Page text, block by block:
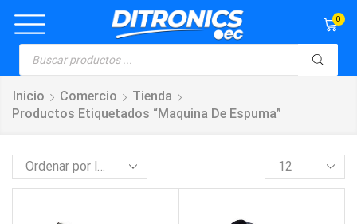
0
Inicio Comercio
Tienda
Productos Etiquetados “maquina De Espuma”